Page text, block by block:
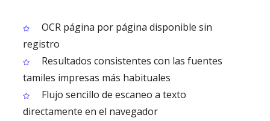
OCR página por página disponible sin
registro
Resultados consistentes con las fuentes
tamiles impresas más habituales
Flujo sencillo de escaneo a texto
directamente en el navegador